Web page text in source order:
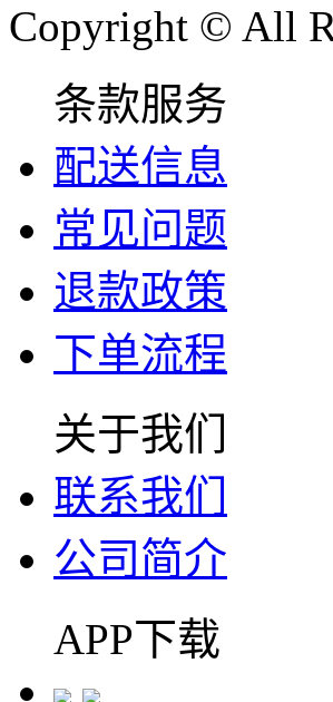
Copyright © All
条款服务
配送信息
常见问题
退款政策
下单流程
关于我们
联系我们
公司简介
APP下载